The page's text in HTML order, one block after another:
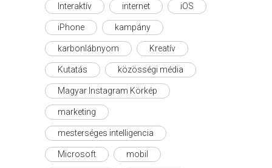
Interaktív internet iOS
iPhone kampány
karbonlábnyom Kreatív
Kutatás közösségi média
Magyar Instagram Körkép
marketing
mesterséges intelligencia
Microsoft mobil